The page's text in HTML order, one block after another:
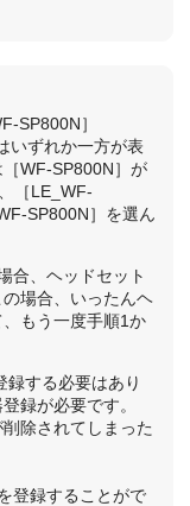
SP800N］
いずれか一方が表
WF-SP800N］が
［LE_ WF-
SP800N］を選ん
合、ヘッドセット
場合、いったんヘ
もう一度手順1か
録する必要はあり
録が必要です。
除されてしまった
登録することがで